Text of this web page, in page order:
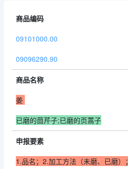
商品编码
09101000.00
09096290.90
商品名称
姜
已磨的茴芹子;已磨的页蒿子
申报要素
1.品名；2.加工方法（未磨、已磨）；